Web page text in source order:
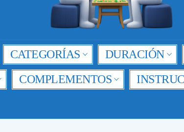
CATEGORÍAS DURACIÓN
COMPLEMENTOS